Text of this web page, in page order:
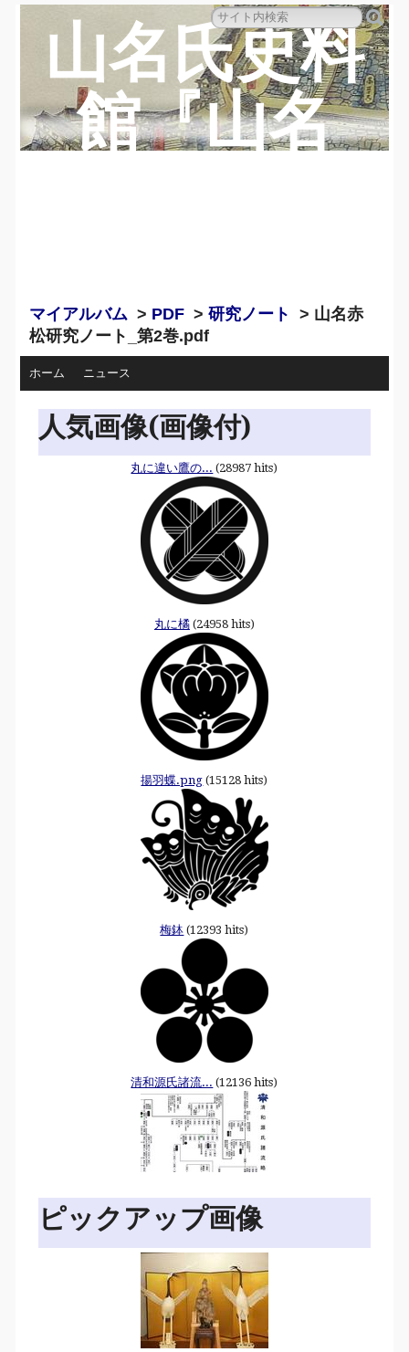
山名氏史料
館『山名
マイアルバム > PDF >研究ノート
> 山名赤
松研究ノート_第2巻.pdf
ホーム ニュース
人気画像(画像付)
丸に違い鷹の... (28987 hits)
丸に橘(24958 hits)
揚羽蝶.png (15128 hits)
梅鉢 (12393 hits)
清和源氏諸流... (12136 hits)
ピックアップ画像